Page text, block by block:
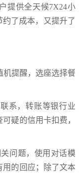
提供全天候7X24小
约了成本，又提升了
提醒，选座选择餐
系，转账等银行业
疑的信用卡扣费，
问题，使用对话模
用的回应；除了文本